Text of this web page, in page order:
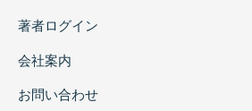
著者ログイン
会社案内
お問い合わせ